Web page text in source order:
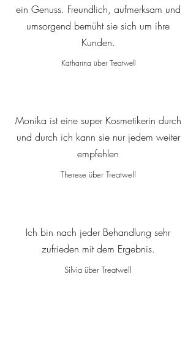
ein Genuss. Freundlich, aufmerksam und
umsorgend bemüht sie sich um ihre
Kunden.
Katharina über Treatwell
Monika ist eine super Kosmetikerin durch
und durch ich kann sie nur jedem weiter
empfehlen
Therese über Treatwell
Ich bin nach jeder Behandlung sehr
zufrieden mit dem Ergebnis.
Silvia über Treatwell